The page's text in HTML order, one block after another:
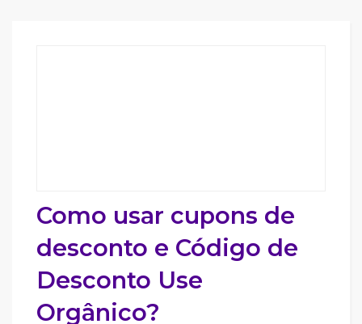
Como usar cupons de
desconto e Código de
Desconto Use
Orgânico?